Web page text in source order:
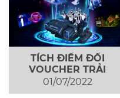
TÍCH ĐIỂM ĐỔI
VOUCHER TRẢI
NGHIỆM KHU VUI
CHƠI GIẢI TRÍ JP
01/07/2022